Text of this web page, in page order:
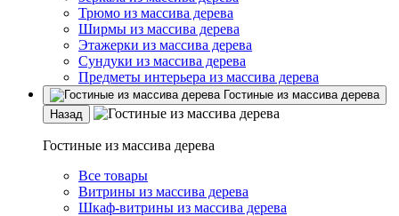
Трюмо из массива дерева
Ширмы из массива дерева
Этажерки из массива дерева
Сундуки из массива дерева
Предметы интерьера из массива дерева
Гостиные из массива дерева
Назад
Гостиные из массива дерева
Все товары
Витрины из массива дерева
Шкаф-витрины из массива дерева